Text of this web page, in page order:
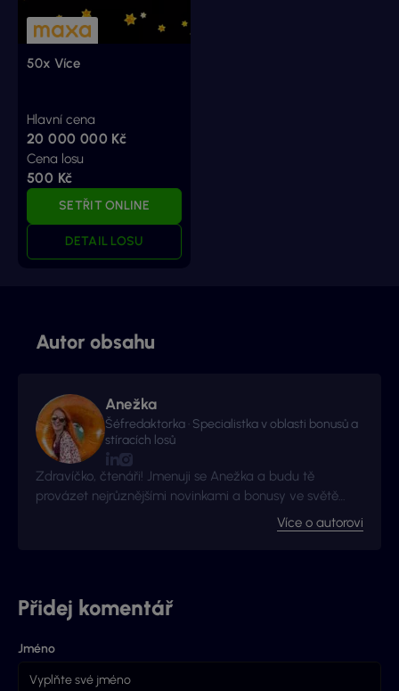
50x Více
Hlavní cena
20 000 000 Kč
Cena losu
500 Kč
SETŘIT ONLINE
DETAIL LOSU
Autor obsahu
Anežka
Šéfredaktorka · Specialistka v oblasti bonusů a
stíracích losů
Zdravíčko, čtenáři! Jmenuji se Anežka a budu tě
provázet nejrůznějšími novinkami a bonusy ve světě
Více o autorovi
Přidej komentář
Jméno